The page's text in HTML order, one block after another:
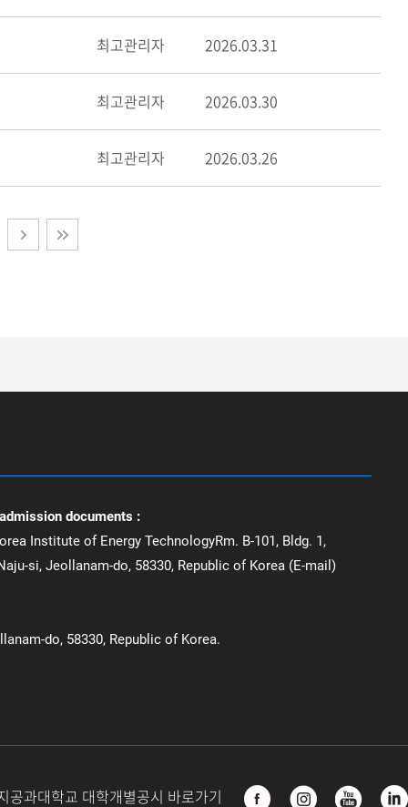
최고관리자 2026.03.31
최고관리자 2026.03.30
최고관리자 2026.03.26
documents :
Institute of Energy TechnologyRm. B-101, Bldg. 1,
si, Jeollanam-do, 58330, Republic of Korea (E-mail)
do, 58330, Republic of Korea.
공과대학교 대학개별공시 바로가기